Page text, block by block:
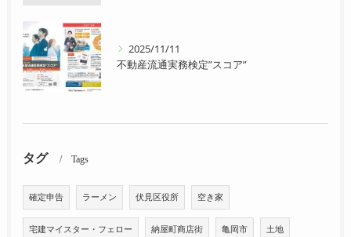
2025/11/11
不動産流通実務検定”スコア”
タグ Tags
確定申告 ラーメン 伏見区役所 空き家
宅建マイスター・フェロー 納屋町商店街 亀岡市 土地